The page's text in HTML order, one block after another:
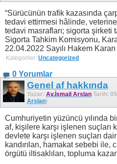
“Sürücünün trafik kazasında
tedavi ettirmesi hâlinde,
tedavi masrafları; sigorta şirketi
Sigorta Tahkim Komisyonu,
22.04.2022 Sayılı Hakem Kararı
Kategoriler: Uncategorized
0 Yorumlar
Genel af hakkında
Yazar: Av.İsmail Arslan Tarih:
Arslan)
Cumhuriyetin yüzüncü yılında
af, kişilere karşı işlenen suçları
devlete karşı işlenen suçları
kandırılan, hamakat sebebi ile,
örgütü iltisaklıları, topluma